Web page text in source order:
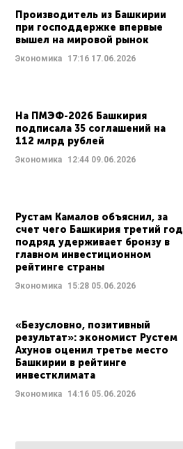
Производитель из Башкирии
при господдержке впервые
вышел на мировой рынок
Экономика 17:16 17.06.2026
На ПМЭФ-2026 Башкирия
подписала 35 соглашений на
112 млрд рублей
Экономика 12:44 09.06.2026
Рустам Камалов объяснил, за
счет чего Башкирия третий год
подряд удерживает бронзу в
главном инвестиционном
рейтинге страны
Экономика 15:28 05.06.2026
«Безусловно, позитивный
результат»: экономист Рустем
Ахунов оценил третье место
Башкирии в рейтинге
инвестклимата
Экономика 14:16 05.06.2026